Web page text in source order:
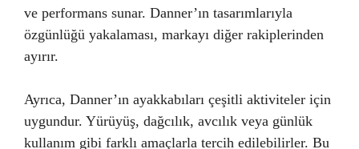
ve performans sunar. Danner’ın tasarımlarıyla
özgünlüğü yakalaması, markayı diğer rakiplerinden
ayırır.
Ayrıca, Danner’ın ayakkabıları çeşitli aktiviteler için
uygundur. Yürüyüş, dağcılık, avcılık veya günlük
kullanım gibi farklı amaçlarla tercih edilebilirler. Bu